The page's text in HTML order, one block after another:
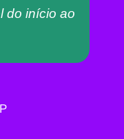
do início ao